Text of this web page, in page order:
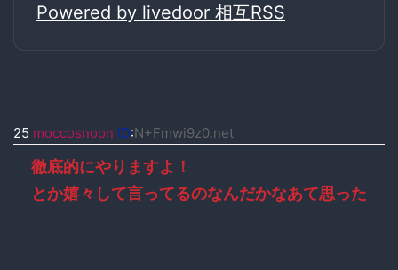
Powered by livedoor 相互RSS
25 moccosnoon ID:N+Fmwi9z0.net
徹底的にやりますよ！
とか嬉々して言ってるのなんだかなあて思った